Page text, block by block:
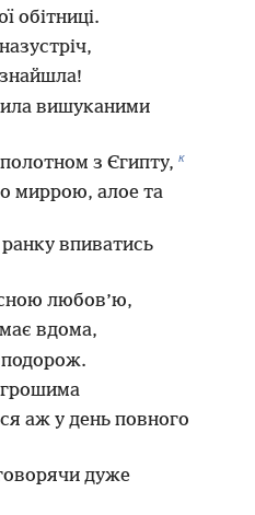
обітниці.
вишуканими
з Єгипту, к
миррою, алое та
впиватись
любов’ю,
вдома,
подорож.
грошима
аж у день повного
дуже